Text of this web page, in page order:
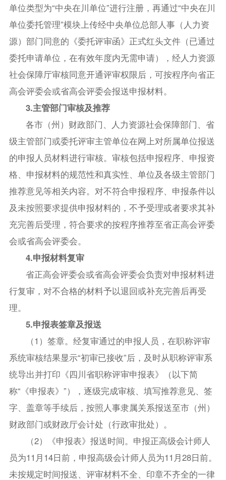
单位类型为“中央在川单位”进行注册，再通过“中央在川
单位委托管理”模块上传经中央单位总部人事（人力资
源）部门同意的《委托评审函》正式红头文件（已通过
委托申请单位，在有效年度内无需申请），经人力资源
社会保障厅审核同意开通评审权限后，可按程序向省正
高会评委会或省高会评委会报送申报材料。
3.主管部门审核及推荐
各市（州）财政部门、人力资源社会保障部门、省
级主管部门或委托评审主管单位在网上对所属单位报送
的申报人员材料进行审核。审核包括申报程序、申报资
格、申报材料的规范性和真实性、单位及各级主管部门
推荐意见等相关内容。对不符合申报程序、申报条件以
及未按照要求提供申报材料的，不予受理或者要求其补
充完善后受理，符合要求的按程序推荐至省正高会评委
会或省高会评委会。
4.申报材料复审
省正高会评委会或省高会评委会负责对申报材料进
行复审，对不合格的材料予以退回或补充完善后再受
理。
5.申报表签章及报送
（1）签章。经复审通过的申报人员，在职称评审
系统审核结果显示“初审已接收”后，及时从职称评审系
统导出并打印《四川省职称评审申报表》（以下简
称“《申报表》”），逐级完成审核、填写推荐意见、签
字、盖章等手续后，按照人事隶属关系报送至市（州）
财政部门或财政厅会计处（行政审批处）。
（2）《申报表》报送时间。申报正高级会计师人
员为11月14日前，申报高级会计师人员为11月28日前。
未按规定时间报送、评审材料不全、印章不齐全的一律